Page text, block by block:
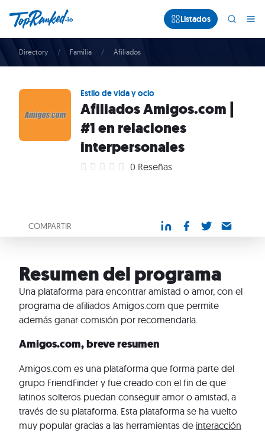
Listados
Directory Familia Afiliados
Estilo de vida y ocio
Afiliados Amigos.com |
#1 en relaciones
interpersonales
0 Reseñas
COMPARTIR
Resumen del programa
Una plataforma para encontrar amistad o amor, con el
programa de afiliados Amigos.com que permite
además ganar comisión por recomendarla.
Amigos.com, breve resumen
Amigos.com es una plataforma que forma parte del
grupo FriendFinder y fue creado con el fin de que
latinos solteros puedan conseguir amor o amistad, a
través de su plataforma. Esta plataforma se ha vuelto
muy popular gracias a las herramientas de interacción